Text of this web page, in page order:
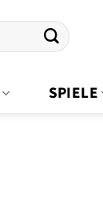
SPIELE